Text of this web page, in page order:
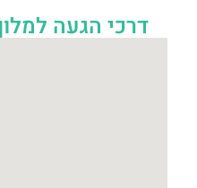
דרכי הגעה